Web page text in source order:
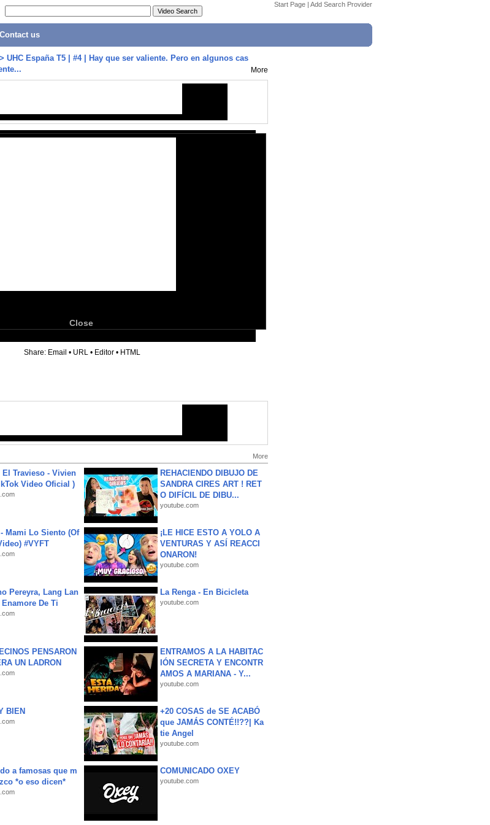
Start Page | Add Search Provider
Contact us
UHC España T5 | #4 | Hay que ser valiente. Pero en algunos cas
More
Close
Share: Email • URL • Editor • HTML
More
El Travieso - Vivien
Video Oficial )
REHACIENDO DIBUJO DE
SANDRA CIRES ART ! RET
O DIFÍCIL DE DIBU...
youtube.com
- Mami Lo Siento (Of
#VYFT
¡LE HICE ESTO A YOLO A
VENTURAS Y ASÍ REACCI
ONARON!
youtube.com
Pereyra, Lang Lan
Enamore De Ti
La Renga - En Bicicleta
youtube.com
PENSARON
UN LADRON
ENTRAMOS A LA HABITAC
IÓN SECRETA Y ENCONTR
AMOS A MARIANA - Y...
youtube.com
BIEN
+20 COSAS de SE ACABÓ
que JAMÁS CONTÉ!!??| Ka
tie Angel
youtube.com
a famosas que m
*o eso dicen*
COMUNICADO OXEY
youtube.com